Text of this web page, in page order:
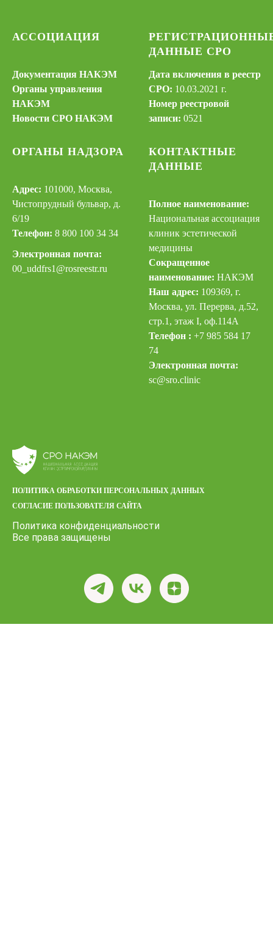
АССОЦИАЦИЯ
Документация НАКЭМ
Органы управления
НАКЭМ
Новости СРО НАКЭМ
ДАННЫЕ СРО
Дата включения в реестр
СРО: 10.03.2021 г.
Номер реестровой
записи: 0521
ОРГАНЫ НАДЗОРА
Адрес: 101000, Москва,
Чистопрудный бульвар, д.
6/19
Телефон: 8 800 100 34 34
Электронная почта:
00_uddfrs1@rosreestr.ru
КОНТАКТНЫЕ
ДАННЫЕ
Полное наименование:
Национальная ассоциация
клиник эстетической
медицины
Сокращенное
наименование: НАКЭМ
Наш адрес: 109369, г.
Москва, ул. Перерва, д.52,
стр.1, этаж I, оф.114А
Телефон : +7 985 584 17
74
Электронная почта:
sc@sro.clinic
ПОЛИТИКА ОБРАБОТКИ ПЕРСОНАЛЬНЫХ ДАННЫХ
СОГЛАСИЕ ПОЛЬЗОВАТЕЛЯ САЙТА
Политика конфиденциальности
Все права защищены